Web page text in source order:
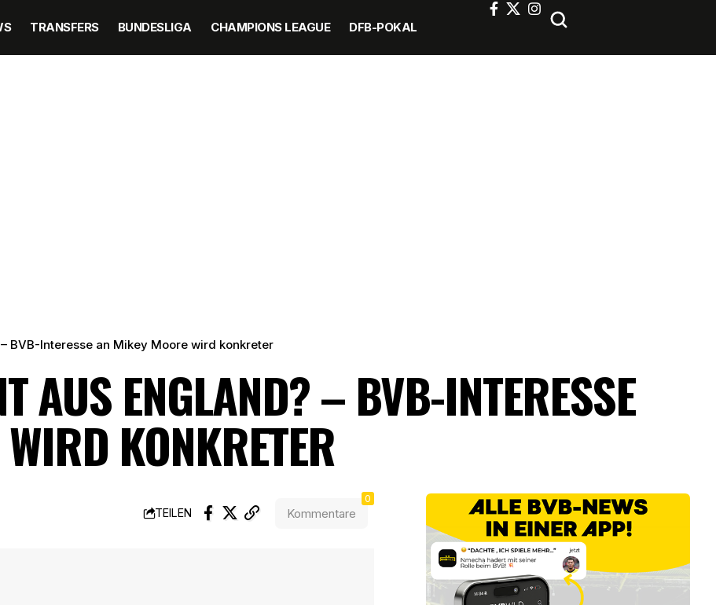
TRANSFERS BUNDESLIGA CHAMPIONS LEAGUE DFB-POKAL
BVB-Interesse an Mikey Moore wird konkreter
AUS ENGLAND? – BVB-INTERESSE
KONKRETER
TEILEN Kommentare
0